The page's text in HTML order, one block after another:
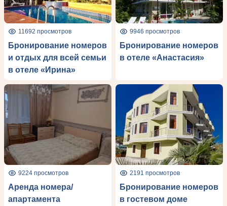
11692 просмотров
Бронирование номеров
и отдых для всей семьи
в отеле «Ирина»
9946 просмотров
Бронирование номеров
в отеле «Анастасия»
9224 просмотров
Аренда номера/
апартамента
2191 просмотров
Бронирование номеров
в гостевом доме